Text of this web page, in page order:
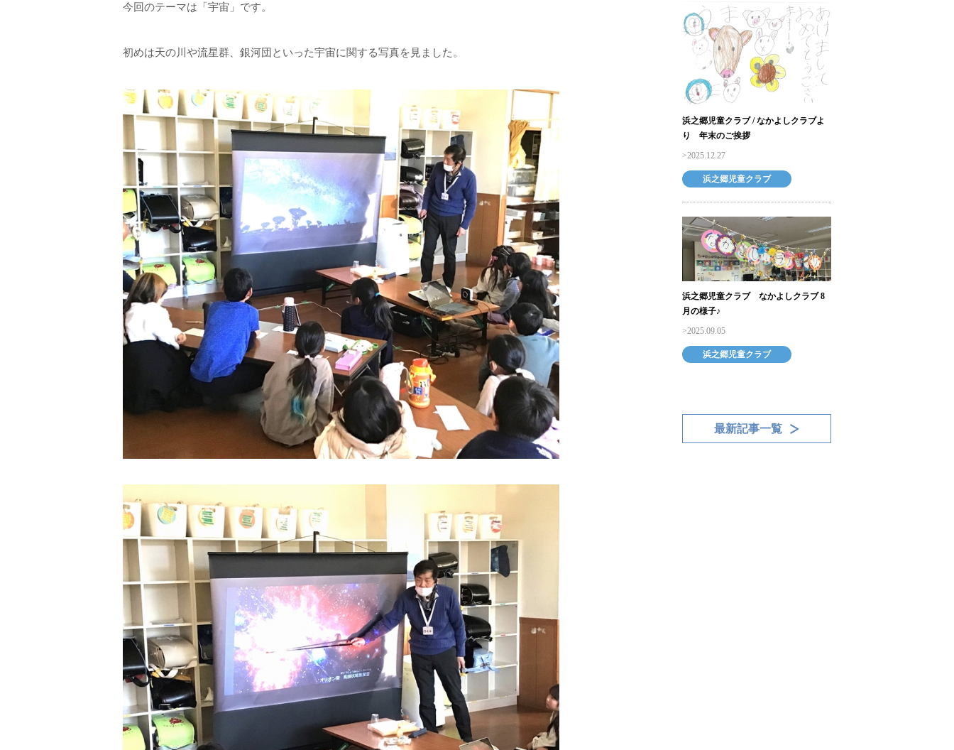
今回のテーマは「宇宙」です。
初めは天の川や流星群、銀河団といった宇宙に関する写真を見ました。
浜之郷児童クラブ / なかよしクラブよ
り 年末のご挨拶
2025.12.27
浜之郷児童クラブ
浜之郷児童クラブ なかよしクラブ 8
月の様子♪
2025.09.05
浜之郷児童クラブ
最新記事一覧